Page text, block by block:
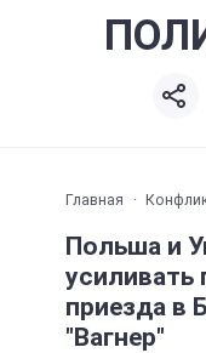
Главная
Польша и
усиливать
приезда в
"Вагнер"